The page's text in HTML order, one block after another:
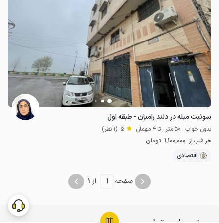
سوئیت مبله در دلند رامیان - طبقه اول
بدون خواب . 50 متر . تا 4 مهمان 5 (1 نظر)
هر شب از 1٬100٬000 تومان
اقتصادی
صفحه 1 از 1